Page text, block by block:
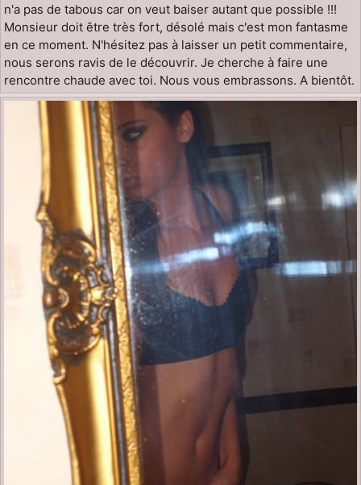
n'a pas de tabous car on veut baiser autant que possible !!!
Monsieur doit être très fort, désolé mais c'est mon fantasme
en ce moment. N'hésitez pas à laisser un petit commentaire,
nous serons ravis de le découvrir. Je cherche à faire une
rencontre chaude avec toi. Nous vous embrassons. A bientôt.